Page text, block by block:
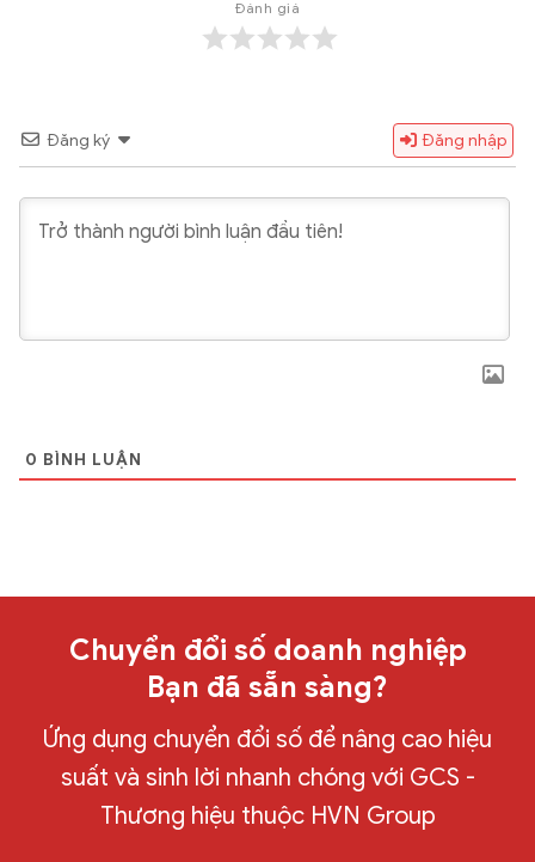
Đánh giá
Đăng ký Đăng nhập
0 BÌNH LUẬN
Chuyển đổi số doanh nghiệp
Bạn đã sẵn sàng?
Ứng dụng chuyển đổi số để nâng cao hiệu
suất và sinh lời nhanh chóng với GCS -
Thương hiệu thuộc HVN Group